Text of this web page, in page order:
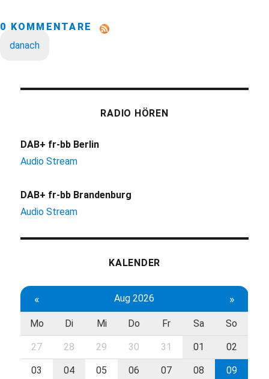
0 KOMMENTARE
danach
RADIO HÖREN
DAB+ fr-bb Berlin
Audio Stream
DAB+ fr-bb Brandenburg
Audio Stream
KALENDER
« Aug 2026 »
Mo Di Mi Do Fr Sa So
27 28 29 30 31 01 02
03 04 05 06 07 08 09